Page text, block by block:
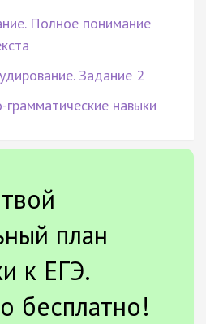
Полное понимание
Задание 2
навыки
план
к ЕГЭ.
бесплатно!